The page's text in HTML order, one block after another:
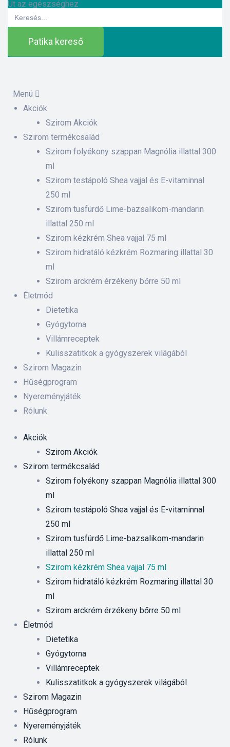
Út az egészséghez
for:
Patika kereső
Menü
Akciók
Szirom Akciók
Szirom termékcsalád
Szirom folyékony szappan Magnólia illattal 300
ml
Szirom testápoló Shea vajjal és E-vitaminnal
250 ml
Szirom tusfürdő Lime-bazsalikom-mandarin
illattal 250 ml
Szirom kézkrém Shea vajjal 75 ml
Szirom hidratáló kézkrém Rozmaring illattal 30
ml
Szirom arckrém érzékeny bőrre 50 ml
Életmód
Dietetika
Gyógytorna
Villámreceptek
Kulisszatitkok a gyógyszerek világából
Szirom Magazin
Hűségprogram
Nyereményjáték
Rólunk
Akciók
Szirom Akciók
Szirom termékcsalád
Szirom folyékony szappan Magnólia illattal 300
ml
Szirom testápoló Shea vajjal és E-vitaminnal
250 ml
Szirom tusfürdő Lime-bazsalikom-mandarin
illattal 250 ml
Szirom kézkrém Shea vajjal 75 ml
Szirom hidratáló kézkrém Rozmaring illattal 30
ml
Szirom arckrém érzékeny bőrre 50 ml
Életmód
Dietetika
Gyógytorna
Villámreceptek
Kulisszatitkok a gyógyszerek világából
Szirom Magazin
Hűségprogram
Nyereményjáték
Rólunk